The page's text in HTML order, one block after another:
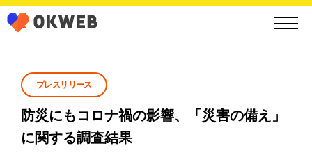
プレスリリース
防災にもコロナ禍の影響、「災害の備え」
に関する調査結果